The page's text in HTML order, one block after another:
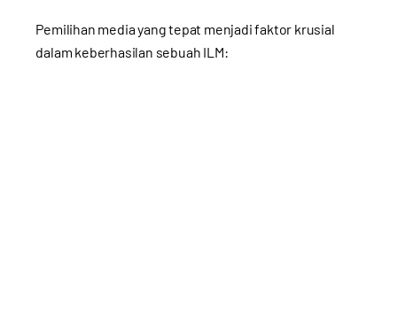
Pemilihan media yang tepat menjadi faktor krusial
dalam keberhasilan sebuah ILM: